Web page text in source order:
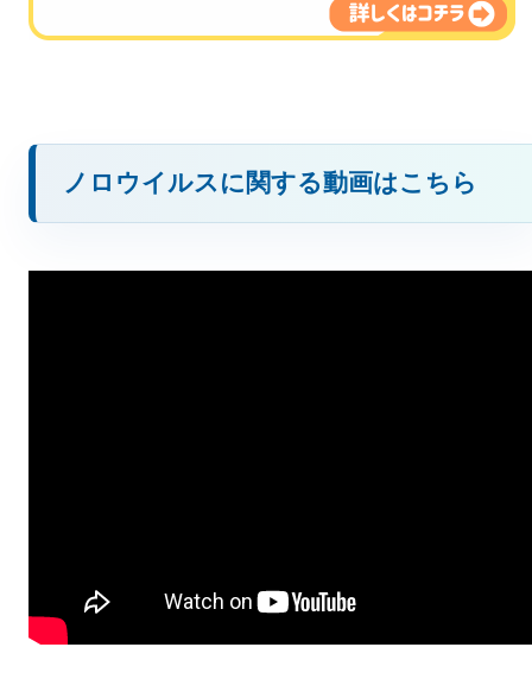
ノロウイルスに関する動画はこちら